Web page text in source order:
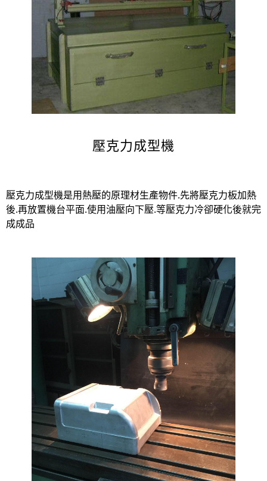
壓克力成型機
壓克力成型機是用熱壓的原理材生產物件.先將壓克力板加熱
後.再放置機台平面.使用油壓向下壓.等壓克力冷卻硬化後就完
成成品